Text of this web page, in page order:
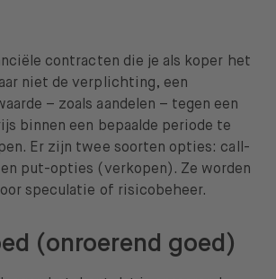
contracten die je als koper het
niet de verplichting, een
– zoals aandelen – tegen een
binnen een bepaalde periode te
Er zijn twee soorten opties: call-
put-opties (verkopen). Ze worden
speculatie of risicobeheer.
(onroerend goed)